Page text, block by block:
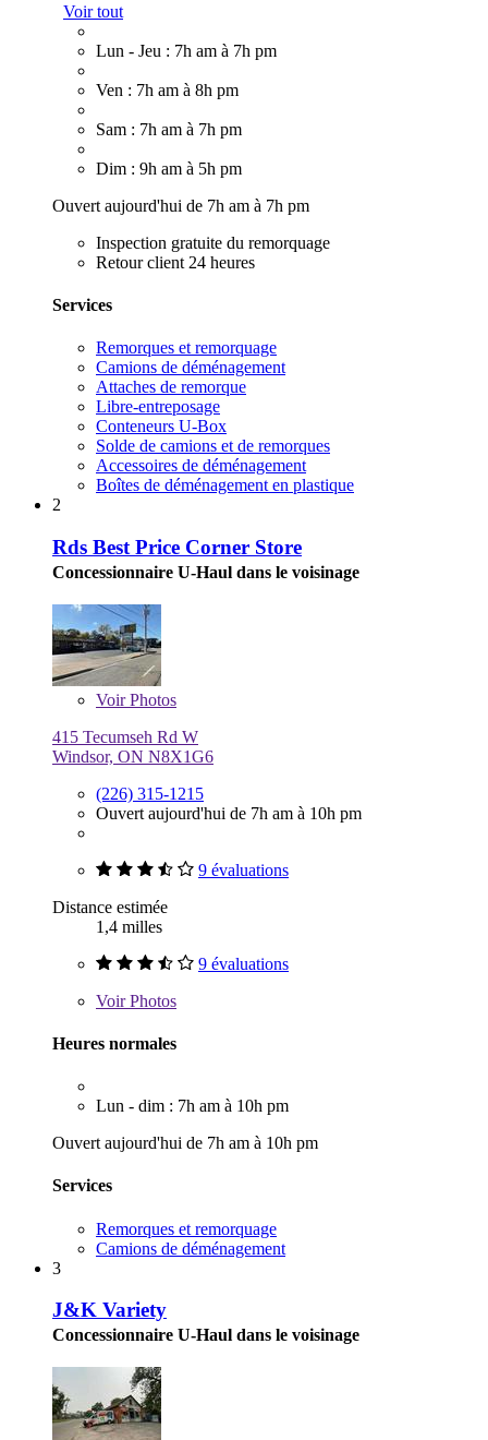
Voir tout
Lun - Jeu : 7h am à 7h pm
Ven : 7h am à 8h pm
Sam : 7h am à 7h pm
Dim : 9h am à 5h pm
Ouvert aujourd'hui de 7h am à 7h pm
Inspection gratuite du remorquage
Retour client 24 heures
Services
Remorques et remorquage
Camions de déménagement
Attaches de remorque
Libre-entreposage
Conteneurs U-Box
Solde de camions et de remorques
Accessoires de déménagement
Boîtes de déménagement en plastique
2
Rds Best Price Corner Store
Concessionnaire U-Haul dans le voisinage
VoirPhotos
415 Tecumseh Rd W
Windsor, ON N8X1G6
(226) 315-1215
Ouvert aujourd'hui de 7h am à 10h pm
9 évaluations
Distance estimée
1,4 milles
9 évaluations
VoirPhotos
Heures normales
Lun - dim : 7h am à 10h pm
Ouvert aujourd'hui de 7h am à 10h pm
Services
Remorques et remorquage
Camions de déménagement
3
J&K Variety
Concessionnaire U-Haul dans le voisinage